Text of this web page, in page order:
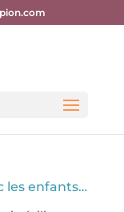
les enfants…